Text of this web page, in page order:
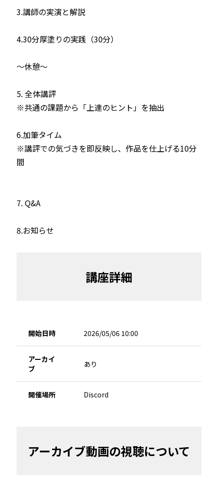
3.講師の実演と解説
4.30分厚塗りの実践（30分）
〜休憩〜
5. 全体講評
※共通の課題から「上達のヒント」を抽出
6.加筆タイム
※講評での気づきを即反映し、作品を仕上げる10分
間
7. Q&A
8.お知らせ
講座詳細
開始日時 2026/05/06 10:00
アーカイ
ブ
あり
開催場所 Discord
アーカイブ動画の視聴について